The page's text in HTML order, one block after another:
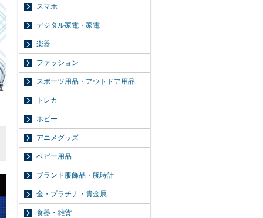
スマホ
デジタル家電・家電
楽器
ファッション
スポーツ用品・アウトドア用品
トレカ
ホビー
アニメグッズ
ベビー用品
ブランド服飾品・腕時計
金・プラチナ・貴金属
食器・雑貨